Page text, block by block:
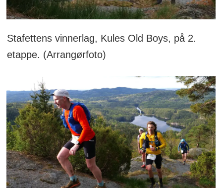
Stafettens vinnerlag, Kules Old Boys, på 2.
etappe. (Arrangørfoto)